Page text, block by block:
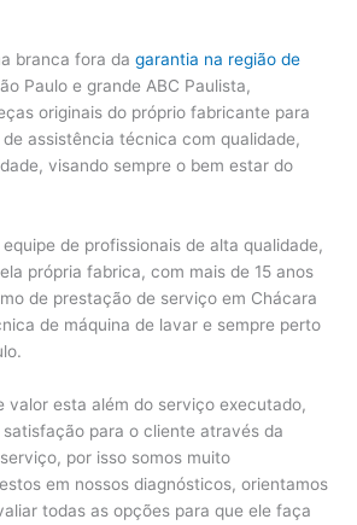
branca fora dagarantia na região de
Paulo e grande ABC Paulista,
originais do próprio fabricante para
assistência técnica com qualidade,
visando sempre o bem estar do
de profissionais de alta qualidade,
própria fabrica, com mais de 15 anos
de prestação de serviço em Chácara
de máquina de lavar e sempre perto
valor esta além do serviço executado,
para o cliente através da
por isso somos muito
em nossos diagnósticos, orientamos
todas as opções para que ele faça